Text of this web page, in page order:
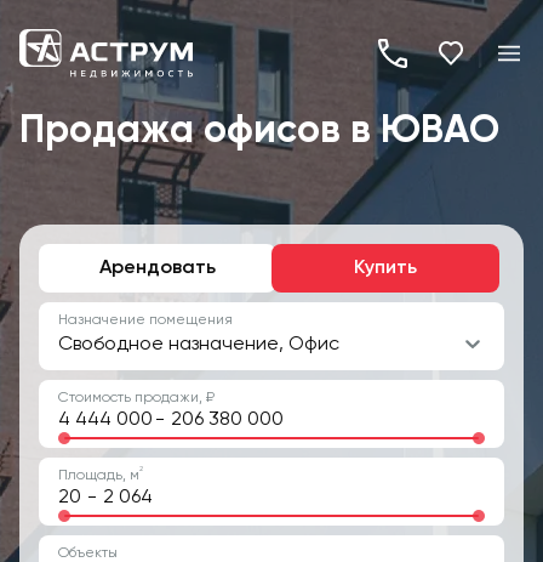
+7
(495)
260-
19-
Продажа офисов в ЮВАО
Арендовать Купить
Назначение помещения
Свободное назначение, Офис
Стоимость продажи, ₽
-
Площадь, м2
-
Объекты